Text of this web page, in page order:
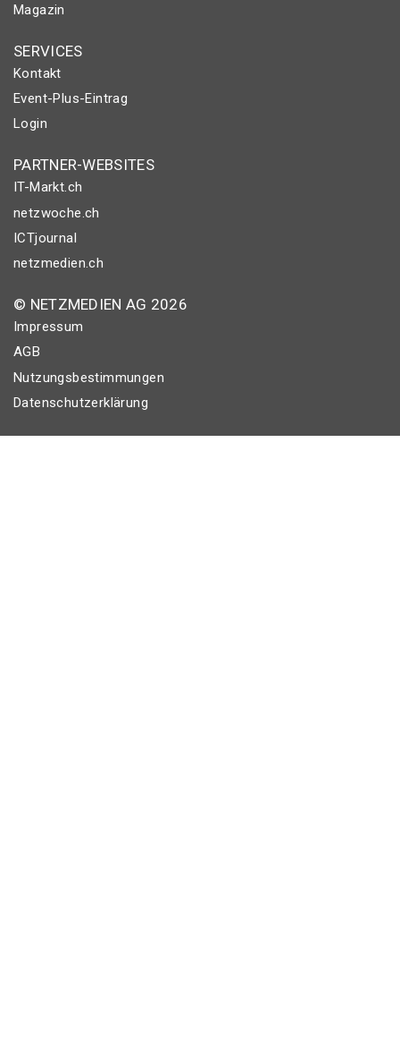
Magazin
SERVICES
Kontakt
Event-Plus-Eintrag
Login
PARTNER-WEBSITES
IT-Markt.ch
netzwoche.ch
ICTjournal
netzmedien.ch
© NETZMEDIEN AG 2026
Impressum
AGB
Nutzungsbestimmungen
Datenschutzerklärung